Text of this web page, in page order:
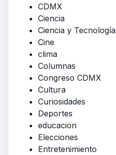
CDMX
Ciencia
Ciencia y Tecnología
Cine
clima
Columnas
Congreso CDMX
Cultura
Curiosidades
Deportes
educacion
Elecciones
Entretenimiento